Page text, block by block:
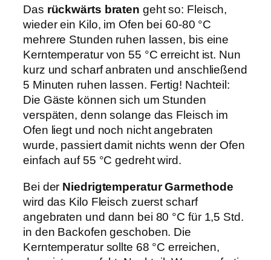
Das rückwärts braten geht so: Fleisch,
wieder ein Kilo, im Ofen bei 60-80 °C
mehrere Stunden ruhen lassen, bis eine
Kerntemperatur von 55 °C erreicht ist. Nun
kurz und scharf anbraten und anschließend
5 Minuten ruhen lassen. Fertig! Nachteil:
Die Gäste können sich um Stunden
verspäten, denn solange das Fleisch im
Ofen liegt und noch nicht angebraten
wurde, passiert damit nichts wenn der Ofen
einfach auf 55 °C gedreht wird.
Bei der Niedrigtemperatur Garmethode
wird das Kilo Fleisch zuerst scharf
angebraten und dann bei 80 °C für 1,5 Std.
in den Backofen geschoben. Die
Kerntemperatur sollte 68 °C erreichen,